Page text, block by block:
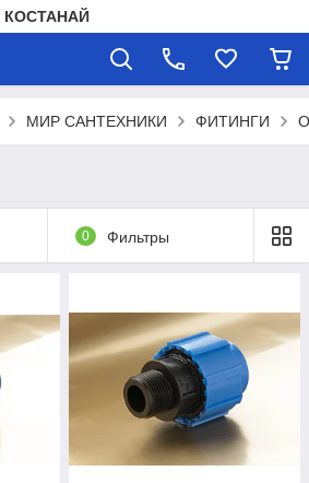
КОСТАНАЙ
МИР САНТЕХНИКИ ФИТИНГИ
0 Фильтры